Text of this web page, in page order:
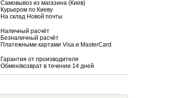
Самовывоз из магазина (Киев)
Курьером по Киеву
На склад Новой почты
Наличный расчёт
Безналичный расчёт
Платежными картами Visa и MasterCard
Гарантия от производителя
Обмен/возврат в течении 14 дней